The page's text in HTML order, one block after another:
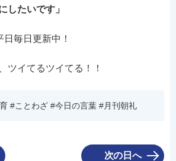
したいです」
日毎日更新中！
ツイてるツイてる！！
#ことわざ #今日の言葉 #月刊朝礼
次の日へ